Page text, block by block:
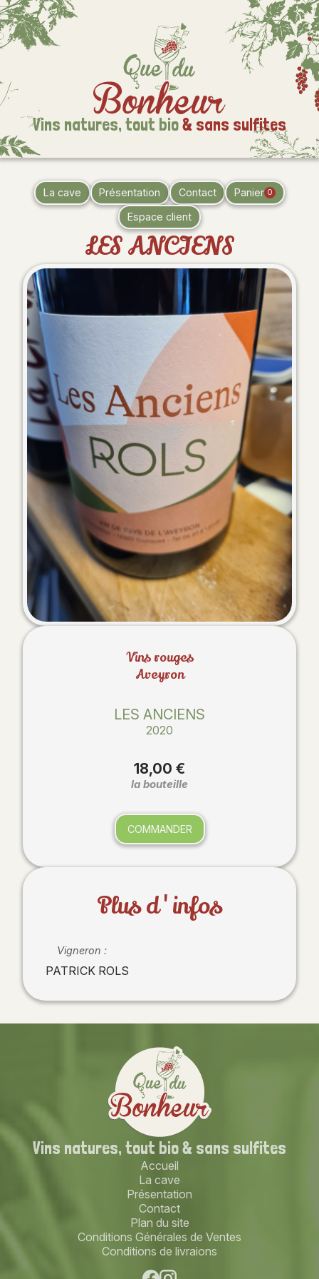
Vins natures, tout bio& sans sulfites
La cave Présentation Contact Panier 0
Espace client
LES ANCIENS
Vins rouges
Aveyron
LES ANCIENS
2020
18,00 €
la bouteille
COMMANDER
Plus d'infos
Vigneron :
PATRICK ROLS
Vins natures, tout bio& sans sulfites
Accueil
La cave
Présentation
Contact
Plan du site
Conditions Générales de Ventes
Conditions de livraions